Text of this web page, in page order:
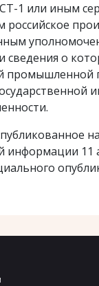
1 или иным
сведения о
промышленной
информации 11